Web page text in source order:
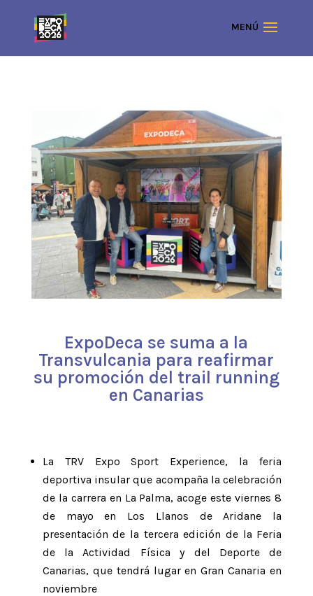
ExpoDeca se suma a la
Transvulcania para reafirmar
su promoción del trail running
en Canarias
La TRV Expo Sport Experience, la feria
deportiva insular que acompaña la celebración
de la carrera en La Palma, acoge este viernes 8
de mayo en Los Llanos de Aridane la
presentación de la tercera edición de la Feria
de la Actividad Física y del Deporte de
Canarias, que tendrá lugar en Gran Canaria en
noviembre